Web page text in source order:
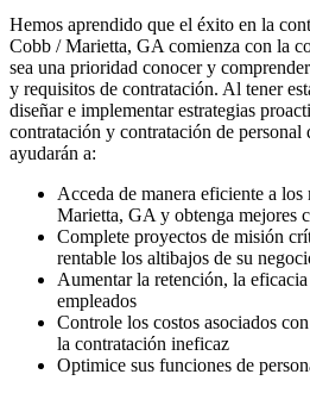
Hemos aprendido que el éxito en la
Cobb / Marietta, GA comienza con la
sea una prioridad conocer y
y requisitos de contratación. Al tener
diseñar e implementar estrategias
contratación y contratación de
ayudarán a:
Acceda de manera eficiente a
Marietta, GA y obtenga mejores
Complete proyectos de misión
rentable los altibajos de su
Aumentar la retención, la
empleados
Controle los costos asociados
la contratación ineficaz
Optimice sus funciones de